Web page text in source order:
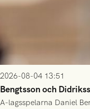
2026-08-04 13:51
Bengtsson och
A-lagsspelarna Daniel